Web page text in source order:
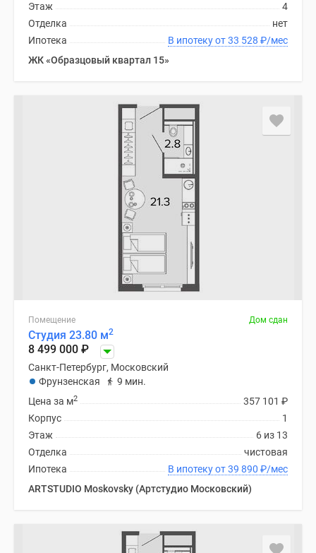
4
Этаж
нет
Отделка
В ипотеку от 33 528 ₽/мес
Ипотека
ЖК «Образцовый квартал 15»
Помещение Дом сдан
Студия 23.80 м2
8 499 000 ₽
Санкт-Петербург, Московский
Фрунзенская
9 мин.
357 101 ₽
Цена за м2
1
Корпус
6 из 13
Этаж
чистовая
Отделка
В ипотеку от 39 890 ₽/мес
Ипотека
ARTSTUDIO Moskovsky (Артстудио Московский)